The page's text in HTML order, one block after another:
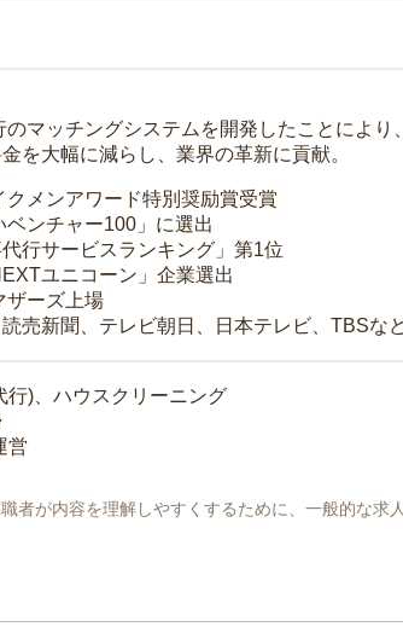
マッチングシステムを開発したことによ
を大幅に減らし、業界の革新に貢献。
メンアワード特別奨励賞受賞
ンチャー100」に選出
行サービスランキング」第1位
ユニコーン」企業選出
ーズ上場
売新聞、テレビ朝日、日本テレビ、TBSな
行)、ハウスクリーニング
営
が内容を理解しやすくするために、一般的な求